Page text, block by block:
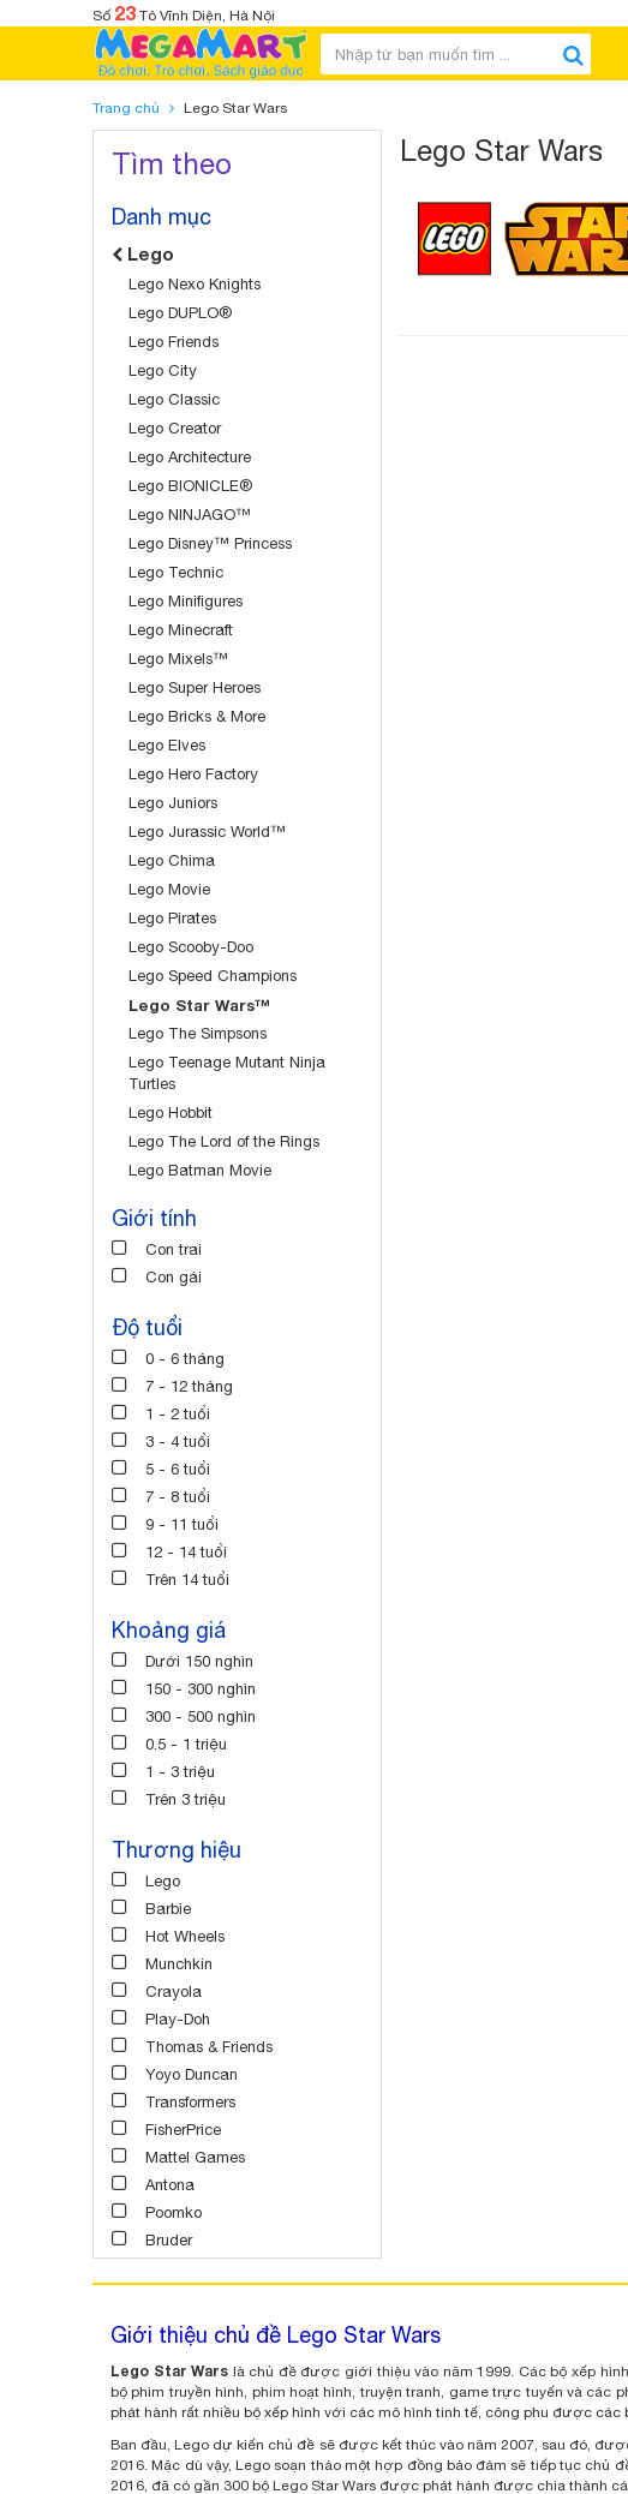
Số 23 Tô Vĩnh Diện, Hà Nội
Trang chủ Lego Star Wars
Tìm theo
Danh mục
Lego
Lego Nexo Knights
Lego DUPLO®
Lego Friends
Lego City
Lego Classic
Lego Creator
Lego Architecture
Lego BIONICLE®
Lego NINJAGO™
Lego Disney™ Princess
Lego Technic
Lego Minifigures
Lego Minecraft
Lego Mixels™
Lego Super Heroes
Lego Bricks & More
Lego Elves
Lego Hero Factory
Lego Juniors
Lego Jurassic World™
Lego Chima
Lego Movie
Lego Pirates
Lego Scooby-Doo
Lego Speed Champions
Lego Star Wars™
Lego The Simpsons
Lego Teenage Mutant Ninja
Turtles
Lego Hobbit
Lego The Lord of the Rings
Lego Batman Movie
Giới tính
Con trai
Con gái
Độ tuổi
0 - 6 tháng
7 - 12 tháng
1 - 2 tuổi
3 - 4 tuổi
5 - 6 tuổi
7 - 8 tuổi
9 - 11 tuổi
12 - 14 tuổi
Trên 14 tuổi
Khoảng giá
Dưới 150 nghìn
150 - 300 nghìn
300 - 500 nghìn
0.5 - 1 triệu
1 - 3 triệu
Trên 3 triệu
Thương hiệu
Lego
Barbie
Hot Wheels
Munchkin
Crayola
Play-Doh
Thomas & Friends
Yoyo Duncan
Transformers
FisherPrice
Mattel Games
Antona
Poomko
Bruder
Lego Star Wars
Giới thiệu chủ đề Lego Star Wars
Lego Star Wars là chủ đề được giới thiệu vào năm 1999. Các bộ xếp
bộ phim truyền hình, phim hoạt hình, truyện tranh, game trực tuyến và các
phát hành rất nhiều bộ xếp hình với các mô hình tinh tế, công phu được các
Ban đầu, Lego dự kiến chủ đề sẽ được kết thúc vào năm 2007, sau đó,
2016. Mặc dù vậy, Lego soạn thảo một hợp đồng bảo đảm sẽ tiếp tục chủ
2016, đã có gần 300 bộ Lego Star Wars được phát hành được chia thành